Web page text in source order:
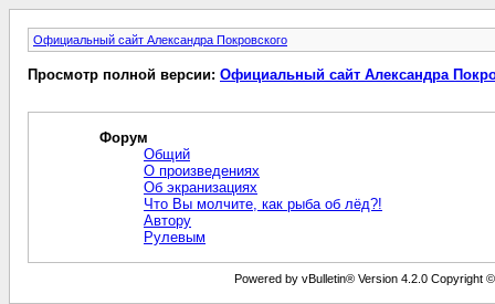
Официальный сайт Александра Покровского
Просмотр полной версии: Официальный сайт Александра
Форум
Общий
О произведениях
Об экранизациях
Что Вы молчите, как рыба об лёд?!
Автору
Рулевым
Powered by vBulletin® Version 4.2.0 Copyright